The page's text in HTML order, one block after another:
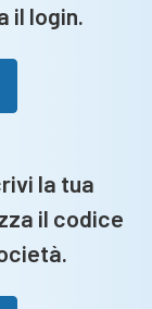
il login.
la tua
il codice